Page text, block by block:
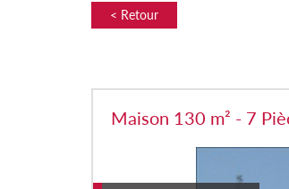
< Retour
Maison 130 m² - 7